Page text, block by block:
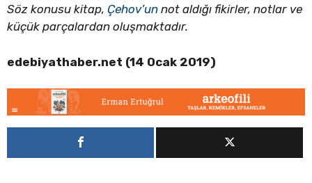
Söz konusu kitap, Çehov’un not aldığı fikirler, notlar ve
küçük parçalardan oluşmaktadır.
edebiyathaber.net (14 Ocak 2019)